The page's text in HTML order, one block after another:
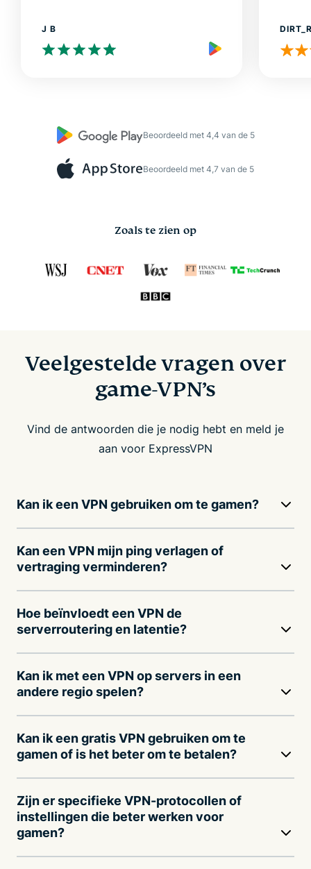
J B
Beoordeeld met 4,4 van de 5
Beoordeeld met 4,7 van de 5
Zoals te zien op
Veelgestelde vragen over
game-VPN’s
Vind de antwoorden die je nodig hebt en meld je
aan voor ExpressVPN
Kan ik een VPN gebruiken om te gamen?
Kan een VPN mijn ping verlagen of
vertraging verminderen?
Hoe beïnvloedt een VPN de
serverroutering en latentie?
Kan ik met een VPN op servers in een
andere regio spelen?
Kan ik een gratis VPN gebruiken om te
gamen of is het beter om te betalen?
Zijn er specifieke VPN-protocollen of
instellingen die beter werken voor
gamen?